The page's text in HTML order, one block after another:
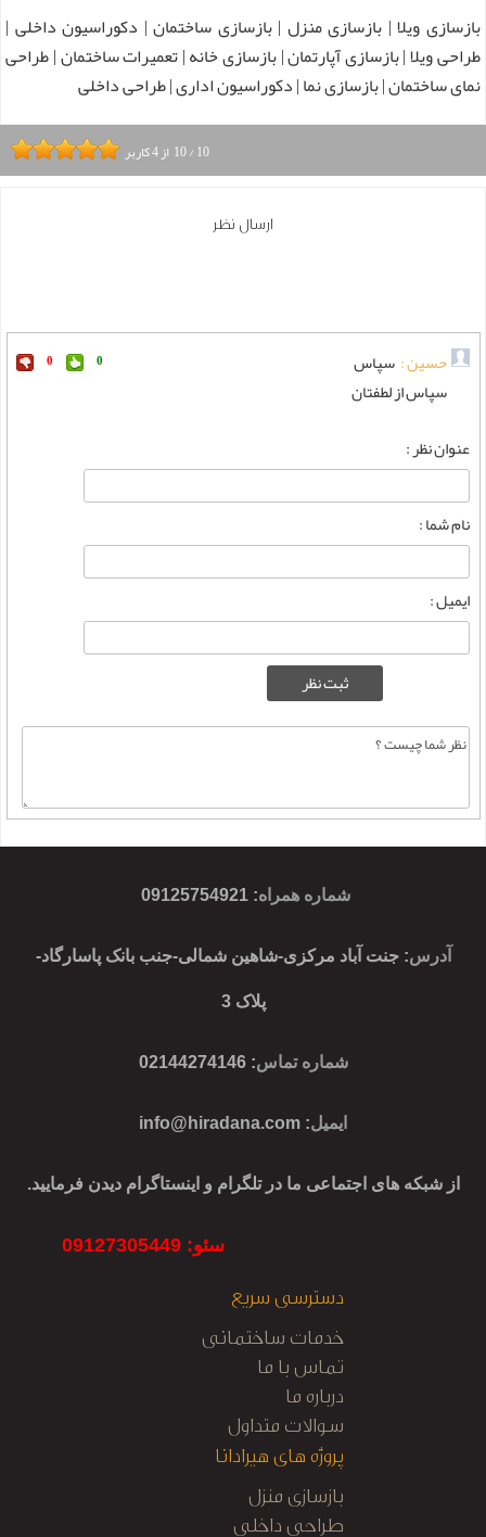
بازسازی ویلا | بازسازی منزل | بازسازی ساختمان | دکوراسیون داخلی |
طراحی ویلا | بازسازی آپارتمان | بازسازی خانه | تعمیرات ساختمان | طراحی
نمای ساختمان | بازسازی نما | دکوراسیون اداری | طراحی داخلی
10/10 از4کاربر
ارسال نظر
حسین : سپاس 0
0
سپاس از لطفتان
عنوان نظر :
نام شما :
ایمیل :
شماره همراه:
09125754921
آدرس: جنت آباد مرکزی-شاهین شمالی-جنب بانک پاسارگاد-
پلاک 3
شماره تماس: 02144274146
ایمیل:
info@hiradana.com
از شبکه های اجتماعی ما در تلگرام و اینستاگرام دیدن فرمایید.
سئو: 09127305449
دسترسی سریع
خدمات ساختمانی
تماس با ما
درباره ما
سوالات متداول
پروژه های هیرادانا
بازسازی منزل
طراحی داخلی